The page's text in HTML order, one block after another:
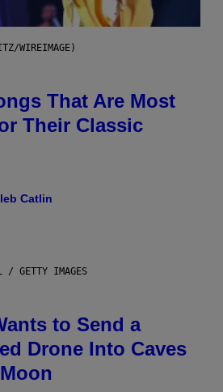
WIREIMAGE)
That Are Most
Their Classic
Catlin
/ GETTY IMAGES
to Send a
Drone Into Caves